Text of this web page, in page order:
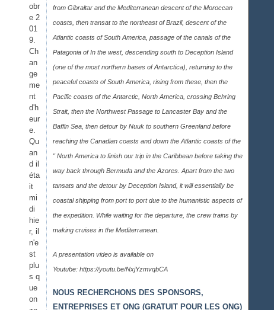
obr
e 2
01
9.
Ch
an
ge
me
nt
d'h
eur
e.
Qu
an
d il
éta
it
mi
di
hie
r, il
n'e
st
plu
s q
ue
on
from Gibraltar and the Mediterranean descent of the Moroccan
coasts, then transat to the northeast of Brazil, descent of the
Atlantic coasts of South America, passage of the canals of the
Patagonia of In the west, descending south to Deception Island
(one of the most northern bases of Antarctica), returning to the
peaceful coasts of South America, rising from these, then the
Pacific coasts of the Antarctic, North America, crossing Behring
Strait, then the Northwest Passage to Lancaster Bay and the
Baffin Sea, then detour by Nuuk to southern Greenland before
reaching the Canadian coasts and down the Atlantic coasts of the
" North America to finish our trip in the Caribbean before taking the
way back through Bermuda and the Azores. Apart from the two
tansats and the detour by Deception Island, it will essentially be
coastal shipping from port to port due to the humanistic aspects of
the expedition. While waiting for the departure, the crew trains by
making cruises in the Mediterranean.
A presentation video is available on
Youtube: https://youtu.be/NxjYzmvqbCA
NOUS RECHERCHONS DES SPONSORS,
ENTREPRISES ET ONG (GRATUIT POUR LES ONG)